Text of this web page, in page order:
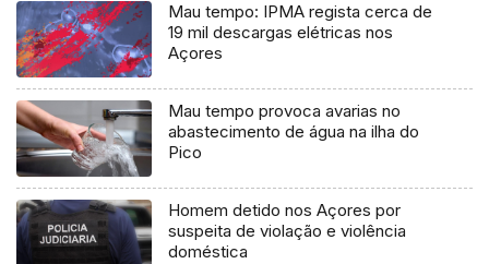
Mau tempo: IPMA regista cerca de
19 mil descargas elétricas nos
Açores
Mau tempo provoca avarias no
abastecimento de água na ilha do
Pico
Homem detido nos Açores por
suspeita de violação e violência
doméstica